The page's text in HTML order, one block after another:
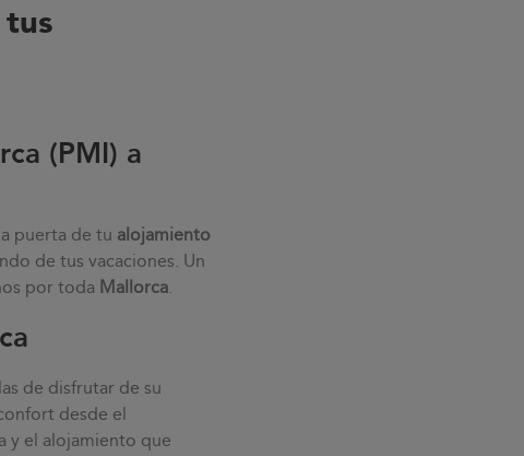
tus
(PMI) a
puerta de tu alojamiento
de tus vacaciones. Un
por toda Mallorca.
de disfrutar de su
desde el
y el alojamiento que